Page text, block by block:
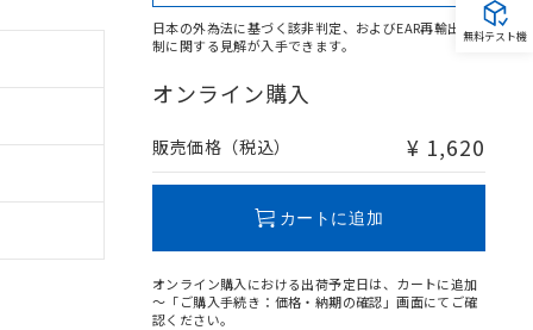
日本の外為法に基づく該非判定、およびEAR再輸出規
制に関する見解が入手できます。
オンライン購入
販売価格（税込） ¥ 1,620
カートに追加
オンライン購入における出荷予定日は、カートに追加
～「ご購入手続き：価格・納期の確認」画面にてご確
認ください。
無料テスト機